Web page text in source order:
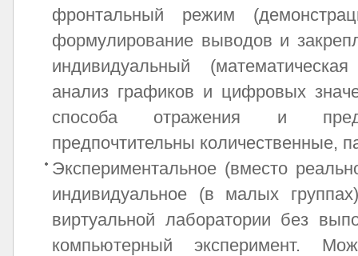
фронтальный режим
формулирование выводов и
индивидуальный
анализ графиков и цифровых
способа отражения и
предпочтительны количественные,
Экспериментальное (вместо
индивидуальное (в малых
виртуальной лаборатории без
компьютерный эксперимент.